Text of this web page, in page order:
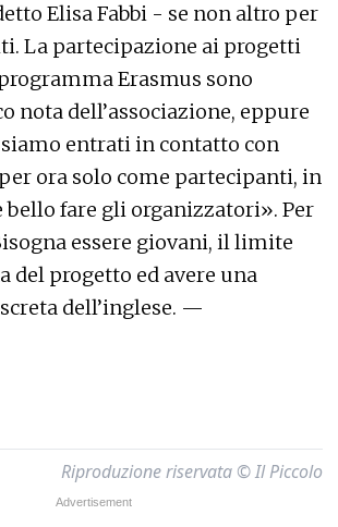
Elisa Fabbi - se non altro per
La partecipazione ai progetti
Erasmus sono
nota dell’associazione, eppure
siamo entrati in contatto con
ora solo come partecipanti, in
bello fare gli organizzatori». Per
essere giovani, il limite
del progetto ed avere una
dell’inglese. —
Riproduzione riservata © Il Piccolo